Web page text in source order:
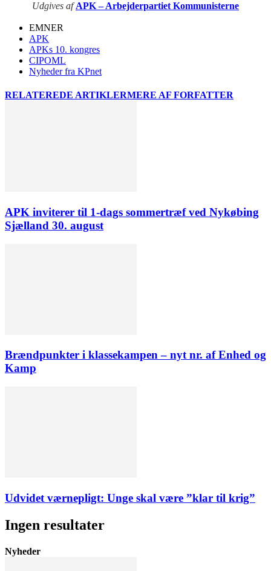
Udgives afAPK – Arbejderpartiet Kommunisterne
EMNER
APK
APKs 10. kongres
CIPOML
Nyheder fra KPnet
RELATEREDE ARTIKLERMERE AF FORFATTER
APK inviterer til 1-dags sommertræf ved Nykøbing
Sjælland 30. august
Brændpunkter i klassekampen – nyt nr. af Enhed og
Kamp
Udvidet værnepligt: Unge skal være ”klar til krig”
Ingen resultater
Nyheder